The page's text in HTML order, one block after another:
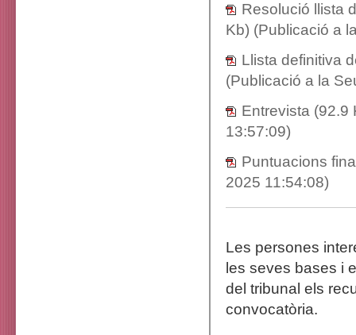
Resolució llista
Kb) (Publicació a
Llista definitiva
(Publicació a la
Entrevista (92.9
13:57:09)
Puntuacions
2025 11:54:08)
Les persones
les seves bases i
del tribunal els
convocatòria.